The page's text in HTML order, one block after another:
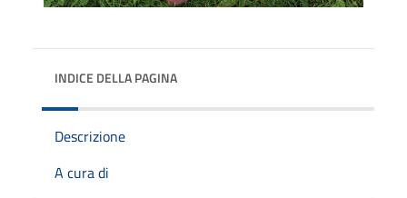
INDICE DELLA PAGINA
Descrizione
A cura di